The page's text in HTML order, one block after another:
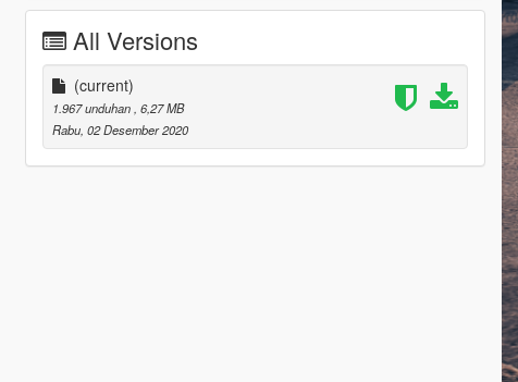
All Versions
(current)
1.967 unduhan , 6,27 MB
Rabu, 02 Desember 2020